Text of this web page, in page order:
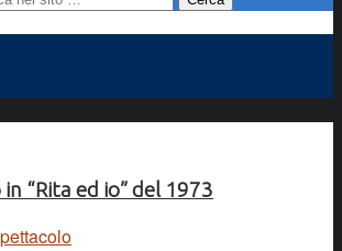
“Rita ed io” del 1973